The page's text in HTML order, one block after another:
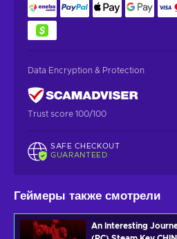
Data Encryption & Protection
Trust score 100/100
SAFE CHECKOUT
GUARANTEED
Геймеры также смотрели
An Interesting